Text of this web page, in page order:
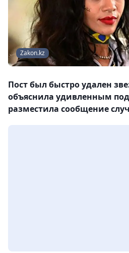
Zakon.kz
Пост был быстро удален
объяснила удивленным
разместила сообщение